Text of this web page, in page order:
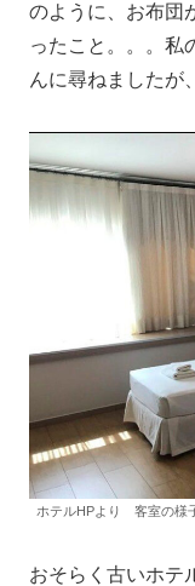
のように、お布団
ったこと。。。私
んに尋ねましたが
ホテルHPより 客室の様
おそらく古いホテ